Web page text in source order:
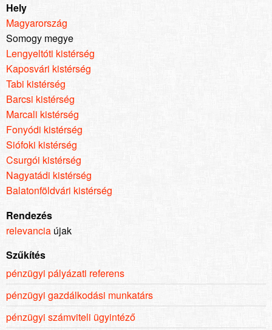
Hely
Magyarország
Somogy megye
Lengyeltóti kistérség
Kaposvári kistérség
Tabi kistérség
Barcsi kistérség
Marcali kistérség
Fonyódi kistérség
Siófoki kistérség
Csurgói kistérség
Nagyatádi kistérség
Balatonföldvári kistérség
Rendezés
relevancia újak
Szűkítés
pénzügyi pályázati referens
pénzügyi gazdálkodási munkatárs
pénzügyi számviteli ügyintéző